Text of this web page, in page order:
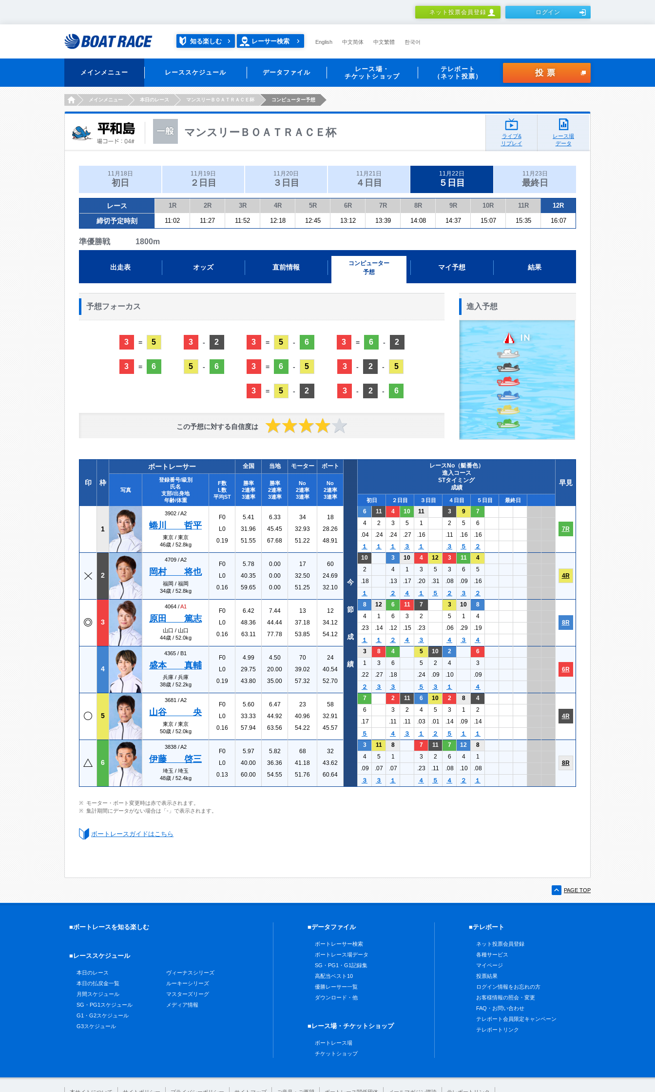
ネット投票会員登録 ログイン
知る楽しむ レーサー検索 English 中文简体 中文繁體 한국어
メインメニュー レーススケジュール データファイル
レース場・
チケットショップ
テレボート
（ネット投票）
投票
HOMEメインメニュー 本日のレース マンスリーＢＯＡＴＲＡＣＥ杯 コンピューター予想
マンスリーＢＯＡＴＲＡＣＥ杯
ライブ&
リプレイ
レース場
データ
11月18日
初日
11月19日
２日目
11月20日
３日目
11月21日
４日目
11月22日
５日目
11月23日
最終日
レース 1R 2R 3R 4R 5R 6R 7R 8R 9R 10R 11R 12R
締切予定時刻 11:02 11:27 11:52 12:18 12:45 13:12 13:39 14:08 14:37 15:07 15:35 16:07
準優勝戦 1800m
出走表 オッズ 直前情報
コンピューター
予想
マイ予想 結果
予想フォーカス
3 = 5
3 = 6
3 - 2
5 - 6
3 = 5 - 6
3 = 6 - 5
3 = 5 - 2
3 = 6 - 2
3 - 2 - 5
3 - 2 - 6
この予想に対する自信度は
進入予想
印 枠
ボートレーサー 全国 当地 モーター ボート
レースNo（艇番色）
進入コース
STタイミング
成績
早見
写真
登録番号/級別
氏名
支部/出身地
年齢/体重
F数
L数
平均ST
勝率
2連率
3連率
勝率
2連率
3連率
No
2連率
3連率
No
2連率
3連率
初日 ２日目 ３日目 ４日目 ５日目 最終日
1
3902 /A2
蜷川 哲平
東京 / 東京
46歳 / 52.8kg
F0
L0
0.19
5.41
31.96
51.55
6.33
45.45
67.68
34
32.93
51.22
18
28.26
48.91
6 11 4 10 11 3 9 7
7R
4 2 3 5 1 2 5
6
.04
.24 .24 .27 .16 .11 .16
.16
１
１ １ ３ １ ３ ５ ２
2
4709 /A2
岡村 将也
福岡 / 福岡
34歳 / 52.8kg
F0
L0
0.16
5.78
40.35
59.65
0.00
0.00
0.00
17
32.50
51.25
60
24.69
32.10
10 3 10 4 12 3 11 4
4R
2 4 1 3 5 3 6
5
.18
.13 .17 .20 .31 .08 .09
.16
１
２ ４ １ ５ ２ ３ ２
3
4064 /A1
原田 篤志
山口 / 山口
44歳 / 52.0kg
F0
L0
0.16
6.42
48.36
63.11
7.44
44.44
77.78
13
37.18
53.85
12
34.12
54.12
8 12 6 11 7 3 10 8
8R
4 1 6 3 2 5 1
4
.23
.14 .12 .15 .23 .06 .29
.19
１
１ ２ ４ ３ ４ ３ ４
4
4365 / B1
盛本 真輔
兵庫 / 兵庫
38歳 / 52.2kg
F0
L0
0.19
4.99
29.75
43.80
4.50
20.00
35.00
70
39.02
57.32
24
40.54
52.70
3 8 4 5 10 2 6
6R
1 3 6 5 2 4
3
.22
.27 .18 .24 .09 .10
.09
２
３ ３ ５ ３ １ ４
5
3681 /A2
山谷 央
東京 / 東京
50歳 / 52.0kg
F0
L0
0.16
5.60
33.33
57.94
6.47
44.92
63.56
23
40.96
54.22
58
32.91
45.57
7 2 11 6 10 2 8 4
4R
6 3 2 4 5 3 1
2
.17
.11 .11 .03 .01 .14 .09
.14
５
４ ３ １ ２ ５ １ １
6
3838 /A2
伊藤 啓三
埼玉 / 埼玉
48歳 / 52.4kg
F0
L0
0.13
5.97
40.00
60.00
5.82
36.36
54.55
68
41.18
51.76
32
43.62
60.64
3 11 8 7 11 7 12 8
8R
4 5 1 3 2 6 4
1
.09
.07 .07 .23 .11 .08 .10
.08
３
３ １ ４ ５ ４ ２ １
今
節
成
績
モーター・ボート変更時は赤で表示されます。
集計期間にデータがない場合は「-」で表示されます。
ボートレースガイドはこちら
PAGE TOP
■ボートレースを知る楽しむ
■レーススケジュール
本日のレース
本日の払戻金一覧
月間スケジュール
SG・PG1スケジュール
G1・G2スケジュール
G3スケジュール
ヴィーナスシリーズ
ルーキーシリーズ
マスターズリーグ
メディア情報
■データファイル
ボートレーサー検索
ボートレース場データ
SG・PG1・G1記録集
高配当ベスト10
優勝レーサー一覧
ダウンロード・他
■レース場・チケットショップ
ボートレース場
チケットショップ
■テレボート
ネット投票会員登録
各種サービス
マイページ
投票結果
ログイン情報をお忘れの方
お客様情報の照会・変更
FAQ・お問い合わせ
テレボート会員限定キャンペーン
テレボートリンク